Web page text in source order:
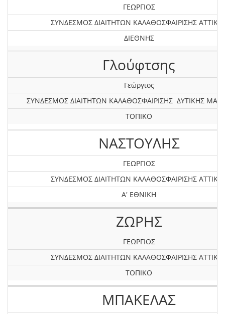
ΓΕΩΡΓΙΟΣ
ΣΥΝΔΕΣΜΟΣ ΔΙΑΙΤΗΤΩΝ ΚΑΛΑΘΟΣΦΑΙΡΙΣΗΣ
ΔΙΕΘΝΗΣ
Γλούφτσης
Γεώργιος
ΣΥΝΔΕΣΜΟΣ ΔΙΑΙΤΗΤΩΝ ΚΑΛΑΘΟΣΦΑΙΡΙΣΗΣ ΔΥΤΙΚΗΣ
ΤΟΠΙΚΟ
ΝΑΣΤΟΥΛΗΣ
ΓΕΩΡΓΙΟΣ
ΣΥΝΔΕΣΜΟΣ ΔΙΑΙΤΗΤΩΝ ΚΑΛΑΘΟΣΦΑΙΡΙΣΗΣ
Α' ΕΘΝΙΚΗ
ΖΩΡΗΣ
ΓΕΩΡΓΙΟΣ
ΣΥΝΔΕΣΜΟΣ ΔΙΑΙΤΗΤΩΝ ΚΑΛΑΘΟΣΦΑΙΡΙΣΗΣ
ΤΟΠΙΚΟ
ΜΠΑΚΕΛΑΣ